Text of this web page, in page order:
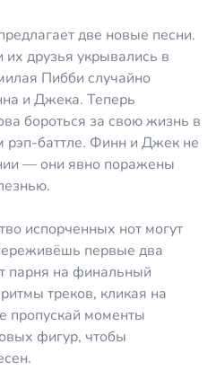
две новые песни.
друзья укрывались в
Пибби случайно
и Джека. Теперь
бороться за свою жизнь в
баттле. Финн и Джек не
— они явно поражены
испорченных нот могут
первые два
парня на финальный
треков, кликая на
пропускай моменты
фигур, чтобы